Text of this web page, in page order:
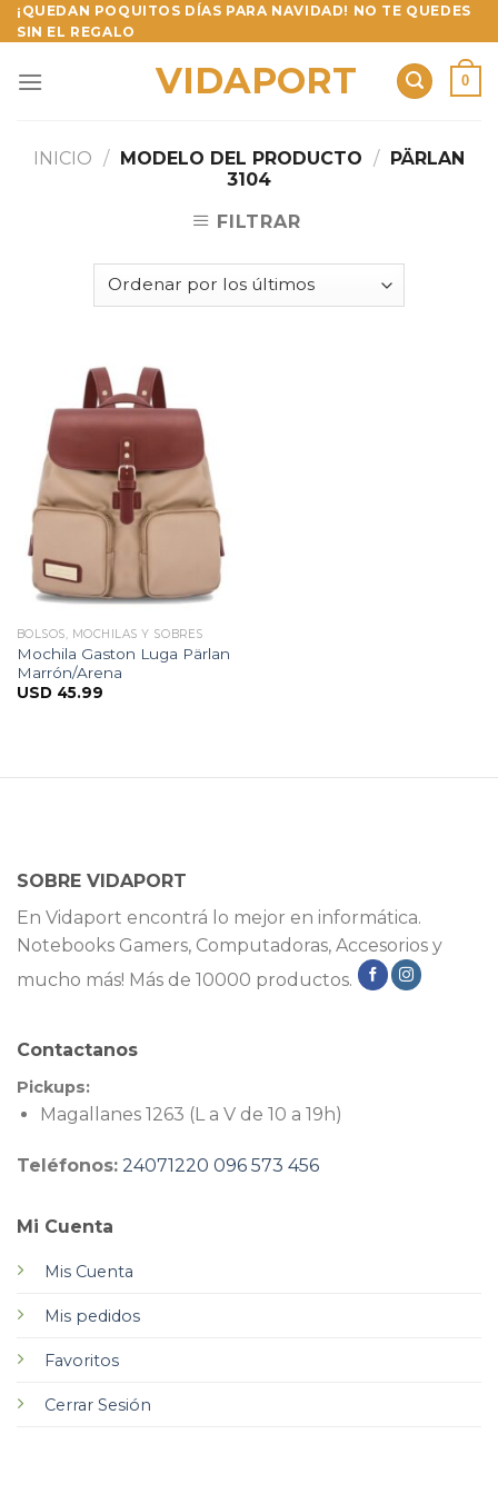
Skip
to
¡QUEDAN POQUITOS DÍAS PARA NAVIDAD! NO TE QUEDES
SIN EL REGALO
VIDAPORT 0
INICIO / MODELO DEL PRODUCTO / PÄRLAN
3104
FILTRAR
BOLSOS, MOCHILAS Y SOBRES
Mochila Gaston Luga Pärlan
Marrón/Arena
USD 45.99
SOBRE VIDAPORT
En Vidaport encontrá lo mejor en informática.
Notebooks Gamers, Computadoras, Accesorios y
mucho más! Más de 10000 productos.
Mi Cuenta
Mis Cuenta
Mis pedidos
Favoritos
Cerrar Sesión
Contactanos
Pickups:
Magallanes 1263 (L a V de 10 a 19h)
Teléfonos: 24071220 096 573 456